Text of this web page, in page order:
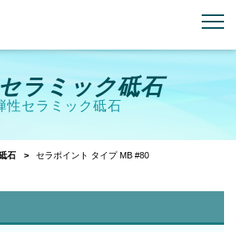
わせ
ラミック砥石
性セラミック砥石
石 セラポイント タイプ MB #80